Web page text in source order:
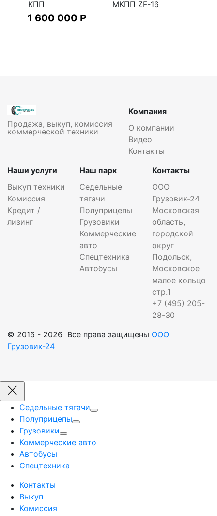
КПП
МКПП ZF-16
1 600 000 Р
Продажа, выкуп, комиссия
коммерческой техники
Компания
О компании
Видео
Контакты
Наши услуги
Выкуп техники
Комиссия
Кредит /
лизинг
Наш парк
Седельные
тягачи
Полуприцепы
Грузовики
Коммерческие
авто
Спецтехника
Автобусы
Контакты
ООО
Грузовик-24
Московская
область,
городской
округ
Подольск,
Московское
малое кольцо
стр.1
+7 (495) 205-
28-30
© 2016 - 2026 Все права защищены ООО
Грузовик-24
Седельные тягачи
Полуприцепы
Грузовики
Коммерческие авто
Автобусы
Спецтехника
Контакты
Выкуп
Комиссия